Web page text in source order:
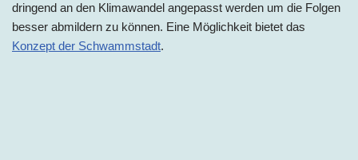
dringend an den Klimawandel angepasst werden um die Folgen
besser abmildern zu können. Eine Möglichkeit bietet das
Konzept der Schwammstadt.